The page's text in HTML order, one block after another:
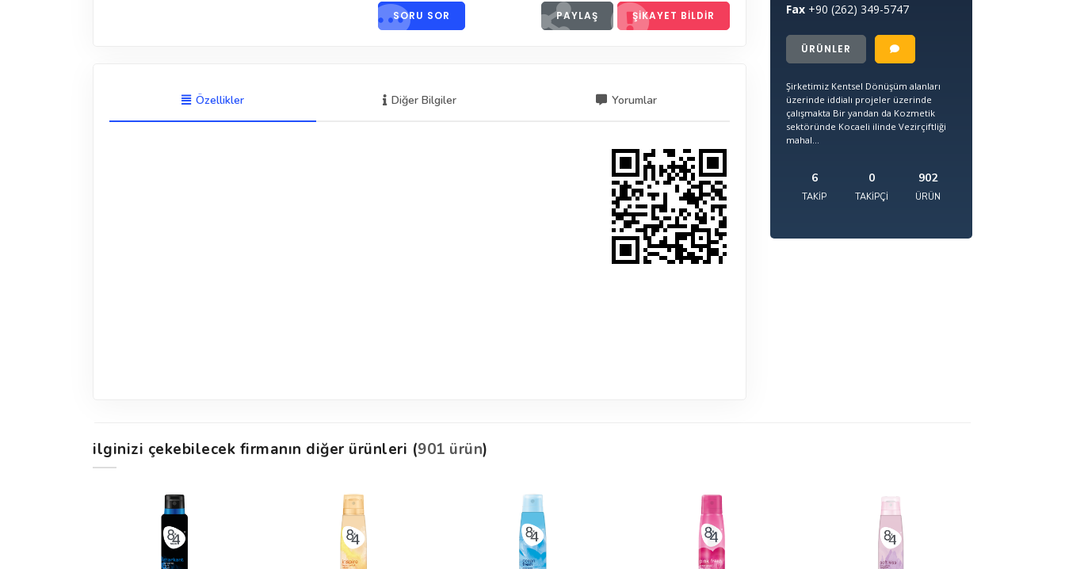
SORU SOR PAYLAŞ ŞIKAYET BILDIR
Özellikler Diğer Bilgiler Yorumlar
Fax +90 (262) 349-5747
ÜRÜNLER
Şirketimiz Kentsel Dönüşüm alanları
üzerinde iddialı projeler üzerinde
çalışmakta Bir yandan da Kozmetik
sektöründe Kocaeli ilinde Vezirçiftliği
mahal...
6
TAKIP
0
TAKIPÇI
902
ÜRÜN
ilginizi çekebilecek firmanın diğer ürünleri (901 ürün)